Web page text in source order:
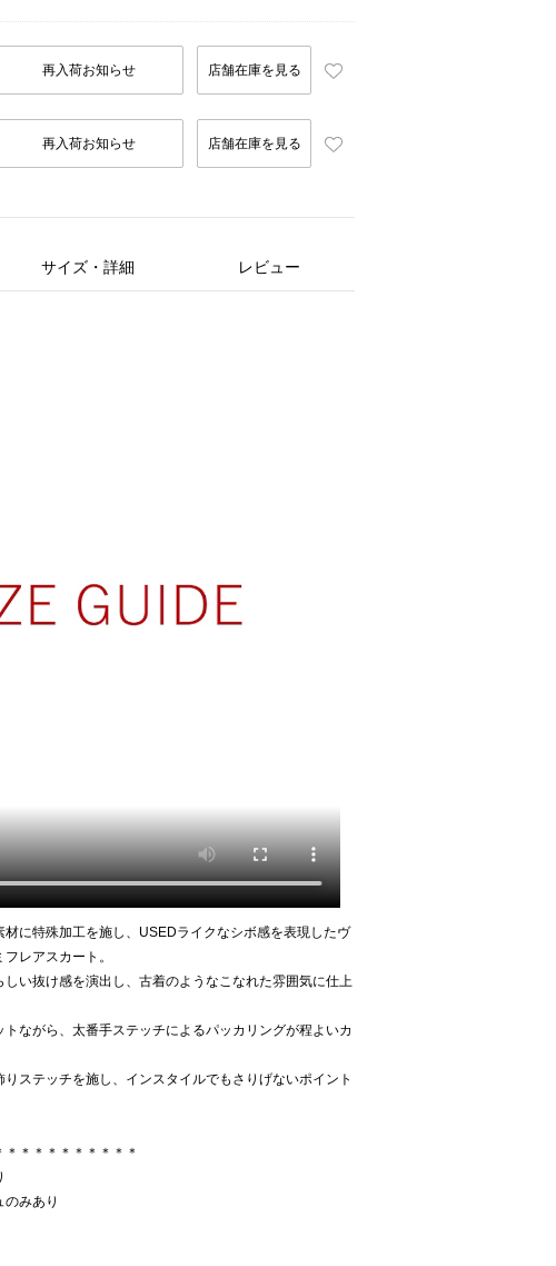
再入荷お知らせ 店舗在庫を見る
再入荷お知らせ 店舗在庫を見る
サイズ・詳細 レビュー
材に特殊加工を施し、USEDライクなシボ感を表現したヴ
レアスカート。
い抜け感を演出し、古着のようなこなれた雰囲気に仕上
ながら、太番手ステッチによるパッカリングが程よいカ
ステッチを施し、インスタイルでもさりげないポイント
＊＊＊＊＊＊＊＊＊
みあり